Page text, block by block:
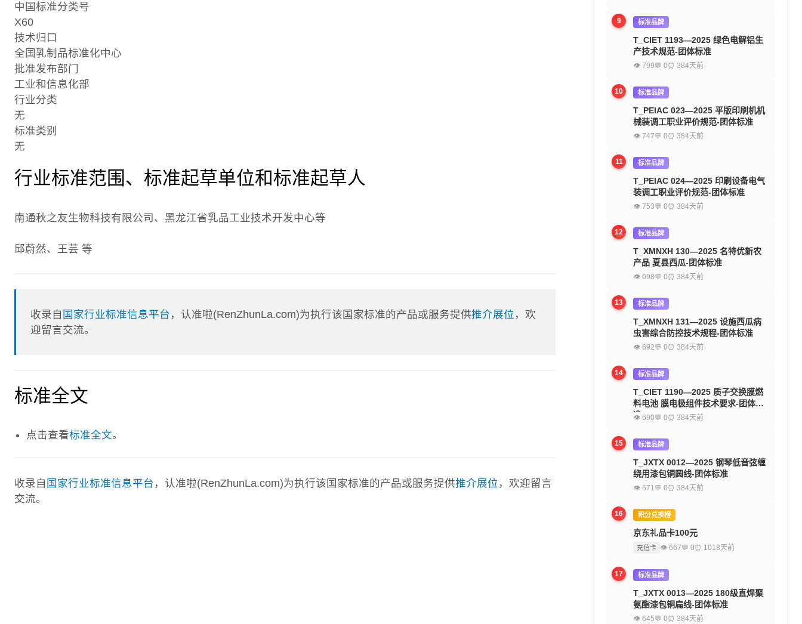
中国标准分类号
X60
技术归口
全国乳制品标准化中心
批准发布部门
工业和信息化部
行业分类
无
标准类别
无
行业标准范围、标准起草单位和标准起草人
南通秋之友生物科技有限公司、黑龙江省乳品工业技术开发中心等
邱蔚然、王芸 等
收录自 国家行业标准信息平台 ，认准啦(RenZhunLa.com)为执行该国家标准的产品或服务提供推介展位 ，欢
迎留言交流。
标准全文
点击查看标准全文。
收录自 国家行业标准信息平台 ，认准啦(RenZhunLa.com)为执行该国家标准的产品或服务提供推介展位 ，欢迎留言
交流。
9 标准品牌
T_CIET 1193—2025 绿色电解铝生
产技术规范-团体标准
👁 799💬 0⏰ 384天前
10 标准品牌
T_PEIAC 023—2025 平版印刷机机
械装调工职业评价规范-团体标准
👁 747💬 0⏰ 384天前
11 标准品牌
T_PEIAC 024—2025 印刷设备电气
装调工职业评价规范-团体标准
👁 753💬 0⏰ 384天前
12 标准品牌
T_XMNXH 130—2025 名特优新农
产品 夏县西瓜-团体标准
👁 698💬 0⏰ 384天前
13 标准品牌
T_XMNXH 131—2025 设施西瓜病
虫害综合防控技术规程-团体标准
👁 692💬 0⏰ 384天前
14 标准品牌
T_CIET 1190—2025 质子交换膜燃
料电池 膜电极组件技术要求-团体标
准
👁 690💬 0⏰ 384天前
15 标准品牌
T_JXTX 0012—2025 钢琴低音弦缠
绕用漆包铜圆线-团体标准
👁 671💬 0⏰ 384天前
16 积分兑换榜
京东礼品卡100元
充值卡 👁 667💬 0⏰ 1018天前
17 标准品牌
T_JXTX 0013—2025 180级直焊聚
氨酯漆包铜扁线-团体标准
👁 645💬 0⏰ 384天前